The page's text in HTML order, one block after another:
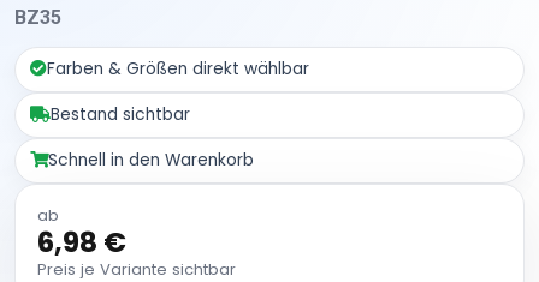
BZ35
Farben & Größen direkt wählbar
Bestand sichtbar
Schnell in den Warenkorb
ab
6,98 €
Preis je Variante sichtbar